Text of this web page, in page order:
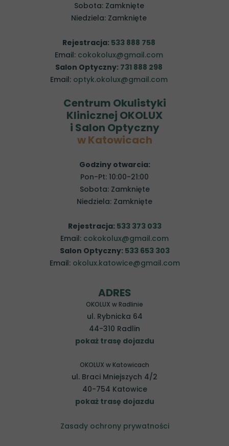
Sobota: Zamknięte
Niedziela: Zamknięte
Rejestracja: 533 888 758
Email: cokokolux@gmail.com
Salon Optyczny: 731 888 298
Email: optyk.okolux@gmail.com
ADRES
OKOLUX w Radlinie
ul. Rybnicka 64
44-310 Radlin
pokaż trasę dojazdu
OKOLUX w Katowicach
ul. Braci Mniejszych 4/2
40-754 Katowice
pokaż trasę dojazdu
Zasady ochrony prywatności
Centrum Okulistyki
Klinicznej OKOLUX
i Salon Optyczny
w Katowicach
Godziny otwarcia:
Pon-Pt: 10:00-21:00
Sobota: Zamknięte
Niedziela: Zamknięte
Rejestracja: 533 373 033
Email: cokokolux@gmail.com
Salon Optyczny: 533 653 303
Email: okolux.katowice@gmail.com